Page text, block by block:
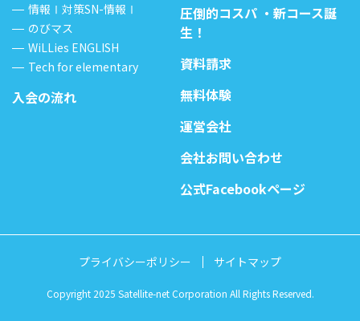
情報Ⅰ対策SN-情報Ⅰ
のびマス
WiLLies ENGLISH
Tech for elementary
入会の流れ
圧倒的コスパ ・新コース誕
生！
資料請求
無料体験
運営会社
会社お問い合わせ
公式Facebookページ
プライバシーポリシー サイトマップ
Copyright 2025 Satellite-net Corporation All Rights Reserved.